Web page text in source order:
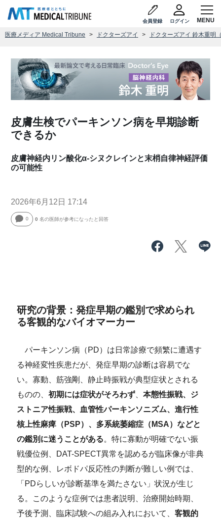
会員登録 ログイン
医療メディア Medical Tribune ドクターズアイ ドクターズアイ 鈴木重明
皮膚生検でパーキンソン病を早期診断
できるか
皮膚神経内リン酸化α-シヌクレインと末梢自律神経評価
の可能性
2026年6月12日 17:14
0 0 名の医師が参考になったと回答
研究の背景：発症早期の鑑別で求められ
る客観的なバイオマーカー
パーキンソン病（PD）は日常診療で頻繁に遭遇す
る神経変性疾患だが、発症早期の診断は容易でな
い。寡動、筋強剛、静止時振戦が典型症状とされる
ものの 、初期には症状がそろわず 、本態性振戦、ジ
ストニア性振戦、血管性パーキンソニズム、進行性
核上性麻痺（PSP）、多系統萎縮症（MSA）などと
の鑑別に迷うことがある。特に寡動が明確でない振
戦優位例、DAT-SPECT異常を認めるが臨床像が非典
型的な例、レボドパ反応性の判断が難しい例では、
「PDらしいが診断基準を満たさない」状況が生じ
る。このような症例では患者説明、治療開始時期、
予後予測、臨床試験への組み入れにおいて、客観的